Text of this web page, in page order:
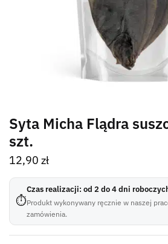
Syta Micha Flądra
szt.
12,90 zł
⏱
Czas realizacji: od 2 do 4 dni
Produkt wykonywany ręcznie w naszej
zamówienia.